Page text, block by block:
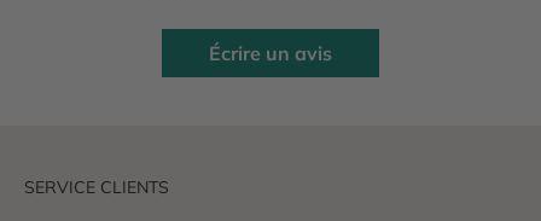
Écrire un avis
SERVICE CLIENTS